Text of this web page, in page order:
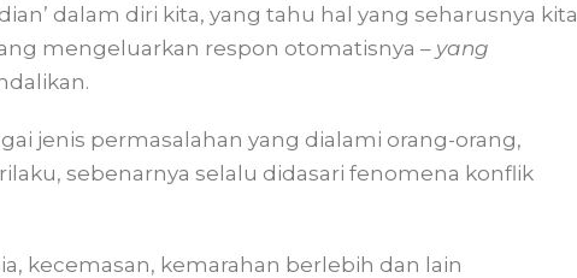
dalam diri kita, yang tahu hal yang seharusnya kita
mengeluarkan respon otomatisnya – yang
jenis permasalahan yang dialami orang-orang,
sebenarnya selalu didasari fenomena konflik
kecemasan, kemarahan berlebih dan lain